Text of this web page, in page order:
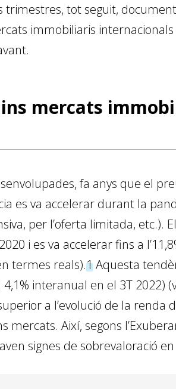
tot seguit,
immobiliaris
mercats
fa anys que el
es va accelerar durant la
per l’oferta limitada, etc.). El
i es va accelerar fins a
termes reals).1Aquesta
interanual en el 3T 2022)
a l’evolució de la
mercats. Així, segons
signes de sobrevaloració en